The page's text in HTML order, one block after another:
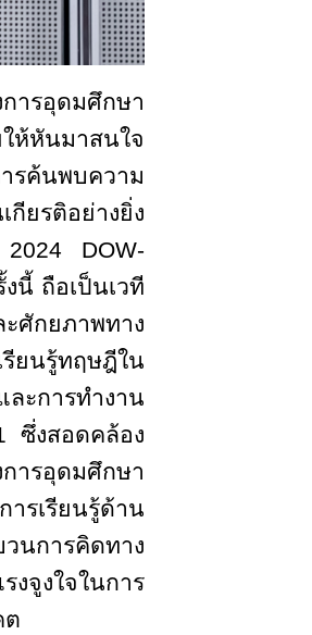
ารอุดมศึกษา
ห้หันมาสนใจ
รค้นพบความ
ยรติอย่างยิ่ง
2024 DOW-
นี้ ถือเป็นเวที
ศักยภาพทาง
รียนรู้ทฤษฎีใน
ะการทำงาน
ซึ่งสอดคล้อง
ารอุดมศึกษา
เรียนรู้ด้าน
นการคิดทาง
จูงใจในการ
ต